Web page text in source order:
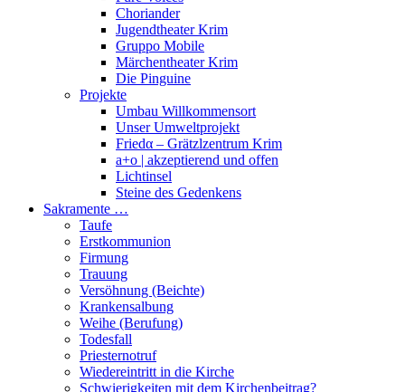
Choriander
Jugendtheater Krim
Gruppo Mobile
Märchentheater Krim
Die Pinguine
Projekte
Umbau Willkommensort
Unser Umweltprojekt
Friedα – Grätzlzentrum Krim
a+o | akzeptierend und offen
Lichtinsel
Steine des Gedenkens
Sakramente …
Taufe
Erstkommunion
Firmung
Trauung
Versöhnung (Beichte)
Krankensalbung
Weihe (Berufung)
Todesfall
Priesternotruf
Wiedereintritt in die Kirche
Schwierigkeiten mit dem Kirchenbeitrag?